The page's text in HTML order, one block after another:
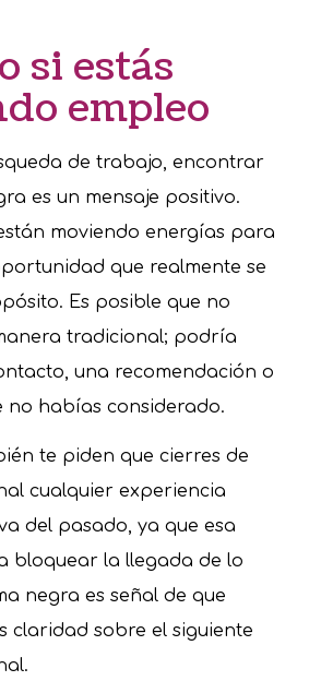
si estás
empleo
de trabajo, encontrar
es un mensaje positivo.
moviendo energías para
que realmente se
Es posible que no
tradicional; podría
una recomendación o
no habías considerado.
te piden que cierres de
cualquier experiencia
del pasado, ya que esa
bloquear la llegada de lo
negra es señal de que
claridad sobre el siguiente